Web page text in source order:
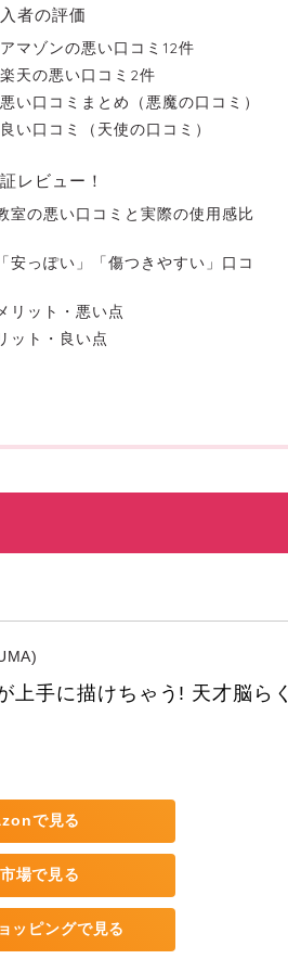
者の評価
マゾンの悪い口コミ12件
天の悪い口コミ2件
い口コミまとめ（悪魔の口コミ）
い口コミ（天使の口コミ）
レビュー！
室の悪い口コミと実際の使用感比
安っぽい」「傷つきやすい」口コ
リット・悪い点
ット・良い点
上手に描けちゃう! 天才脳らく
で見る
場で見る
ッピングで見る